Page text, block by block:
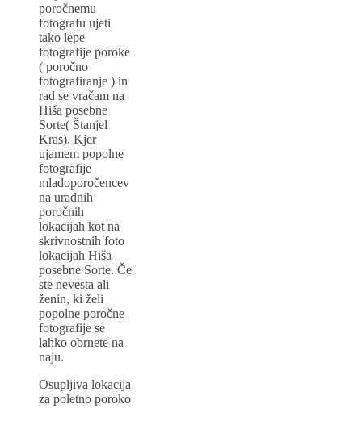
poročnemu
fotografu ujeti
tako lepe
fotografije poroke
( poročno
fotografiranje ) in
rad se vračam na
Hiša posebne
Sorte( Štanjel
Kras). Kjer
ujamem popolne
fotografije
mladoporočencev
na uradnih
poročnih
lokacijah kot na
skrivnostnih foto
lokacijah Hiša
posebne Sorte. Če
ste nevesta ali
ženin, ki želi
popolne poročne
fotografije se
lahko obrnete na
naju.
Osupljiva lokacija
za poletno poroko